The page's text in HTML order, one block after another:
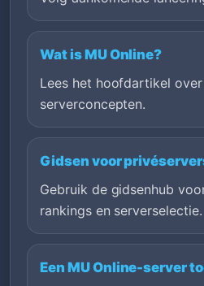
Wat is MU Online?
Lees het hoofdartikel over
serverconcepten.
Gidsen voor
Gebruik de gidsenhub
rankings en serverselectie.
Een MU Online-server